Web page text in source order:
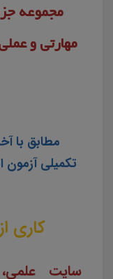
مجموعه
مهارتی و
مطابق با
تکمیلی
کاری
سایت